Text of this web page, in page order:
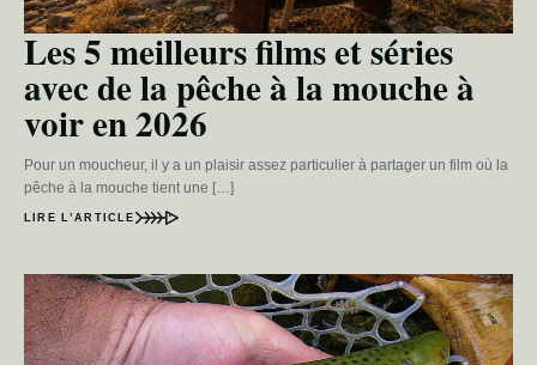
Les 5 meilleurs films et séries
avec de la pêche à la mouche à
voir en 2026
Pour un moucheur, il y a un plaisir assez particulier à partager un film où la
pêche à la mouche tient une […]
LIRE L’ARTICLE